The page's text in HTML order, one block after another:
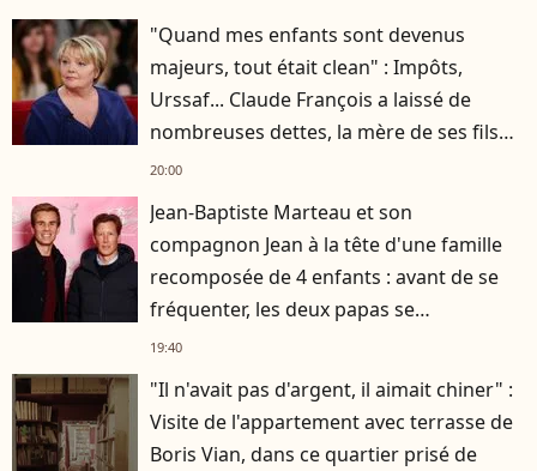
"Quand mes enfants sont devenus
majeurs, tout était clean" : Impôts,
Urssaf... Claude François a laissé de
nombreuses dettes, la mère de ses fils
s'est occupée de tout
20:00
Jean-Baptiste Marteau et son
compagnon Jean à la tête d'une famille
recomposée de 4 enfants : avant de se
fréquenter, les deux papas se
connaissaient depuis des années
19:40
"Il n'avait pas d'argent, il aimait chiner" :
Visite de l'appartement avec terrasse de
Boris Vian, dans ce quartier prisé de